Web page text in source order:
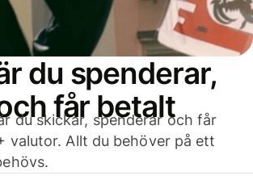
du spenderar,
får betalt
du skickar, spenderar och får
valutor. Allt du behöver på ett